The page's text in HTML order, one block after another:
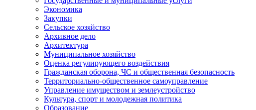
Экономика
Закупки
Сельское хозяйство
Архивное дело
Архитектура
Муниципальное хозяйство
Оценка регулирующего воздействия
Гражданская оборона, ЧС и общественная безопасность
Территориально-общественное самоуправление
Управление имуществом и землеустройство
Культура, спорт и молодежная политика
Образование